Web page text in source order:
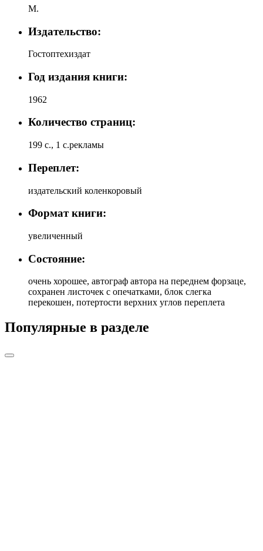
М.
Издательство:
Гостоптехиздат
Год издания книги:
1962
Количество страниц:
199 с., 1 с.рекламы
Переплет:
издательский коленкоровый
Формат книги:
увеличенный
Состояние:
очень хорошее, автограф автора на переднем форзаце,
сохранен листочек с опечатками, блок слегка
перекошен, потертости верхних углов переплета
Популярные в разделе